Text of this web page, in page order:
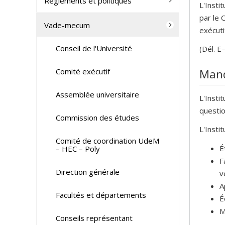
par le
(Dél.
Vade-mecum
Conseil de l'Université
Comité exécutif
Assemblée universitaire
Commission des études
Comité de coordination UdeM
– HEC – Poly
Direction générale
Facultés et départements
Conseils représentant